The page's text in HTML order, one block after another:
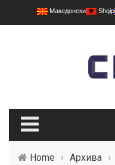
Македонски Shqip
Home › Архива ›